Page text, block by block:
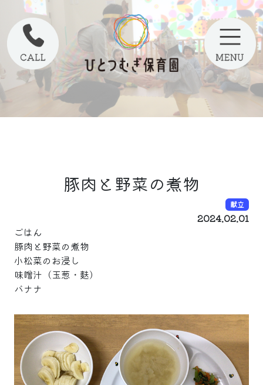
豚肉と野菜の煮物
献立
2024.02.01
ごはん
豚肉と野菜の煮物
小松菜のお浸し
味噌汁（玉葱・麩）
バナナ